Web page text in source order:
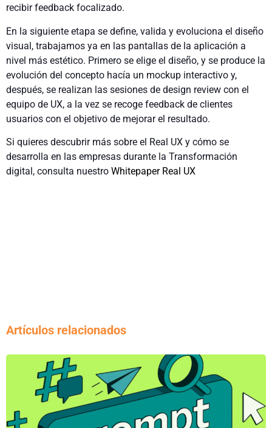
recibir feedback focalizado.
En la siguiente etapa se define, valida y evoluciona el diseño
visual, trabajamos ya en las pantallas de la aplicación a
nivel más estético. Primero se elige el diseño, y se produce la
evolución del concepto hacía un mockup interactivo y,
después, se realizan las sesiones de design review con el
equipo de UX, a la vez se recoge feedback de clientes
usuarios con el objetivo de mejorar el resultado.
Si quieres descubrir más sobre el Real UX y cómo se
desarrolla en las empresas durante la Transformación
digital, consulta nuestro Whitepaper Real UX
Artículos relacionados